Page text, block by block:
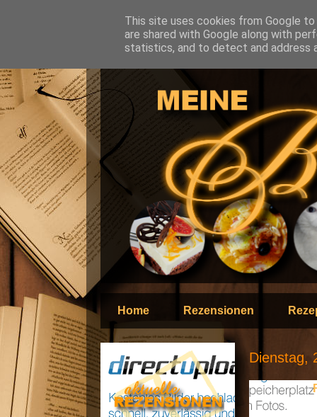
Home Rezensionen
Dienstag,
This site uses cookies from Google
are shared with Google along with
statistics, and to detect and address